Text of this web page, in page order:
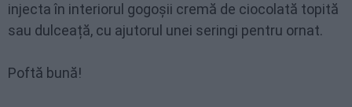
injecta în interiorul gogoșii cremă de ciocolată topită
sau dulceață, cu ajutorul unei seringi pentru ornat.
Poftă bună!